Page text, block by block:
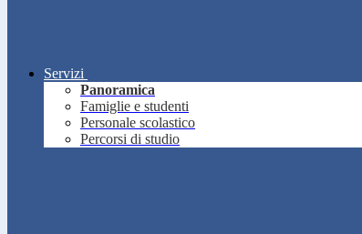
Servizi
Panoramica
Famiglie e studenti
Personale scolastico
Percorsi di studio